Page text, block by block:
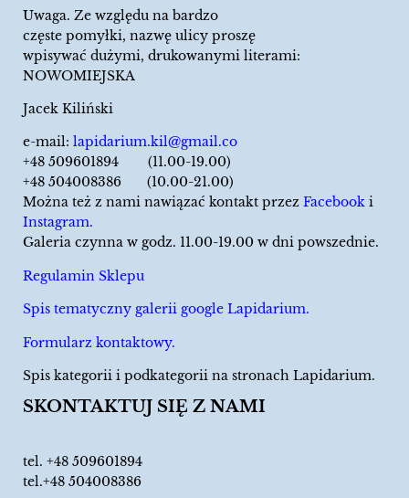
Uwaga. Ze względu na bardzo
częste pomyłki, nazwę ulicy proszę
wpisywać dużymi, drukowanymi literami:
NOWOMIEJSKA
Jacek Kiliński
e-mail: lapidarium.kil@gmail.co
+48 509601894 (11.00-19.00)
+48 504008386 (10.00-21.00)
Można też z nami nawiązać kontakt przez Facebook i
Instagram.
Galeria czynna w godz. 11.00-19.00 w dni powszednie.
Regulamin Sklepu
Spis tematyczny galerii google Lapidarium.
Formularz kontaktowy.
Spis kategorii i podkategorii na stronach Lapidarium.
SKONTAKTUJ SIĘ Z NAMI
tel. +48 509601894
tel.+48 504008386